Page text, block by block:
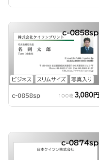
ビジネス スリムサイズ 写真入り
c-0858sp
c-0858sp 100枚 3,080円
c-0874sp